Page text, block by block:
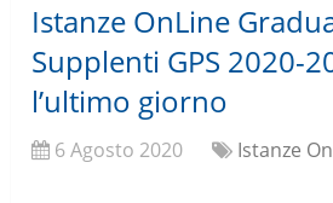
Istanze OnLine
Supplenti GPS 2020-
l’ultimo giorno
6 Agosto 2020 Istanze